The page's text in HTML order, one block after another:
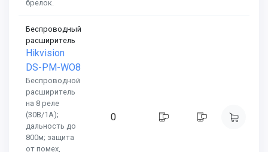
брелок.
Беспроводный
расширитель
Hikvision
DS-PM-WO8
Беспроводной
расширитель
на 8 реле
(30В/1А);
дальность до
800м; защита
от помех,
0